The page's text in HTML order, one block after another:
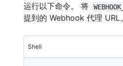
运行以下命令。 将
提到的 Webhook 代理 URL。
Shell